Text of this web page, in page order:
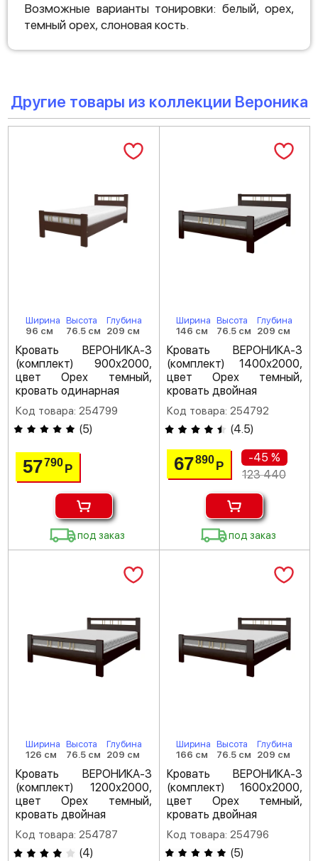
Возможные варианты тонировки: белый, орех,
темный орех, слоновая кость.
Другие товары из коллекции Вероника
Ширина
96 см
Высота
76.5 см
Глубина
209 см
Кровать ВЕРОНИКА-3
(комплект) 900х2000,
цвет Орех темный,
кровать одинарная
Код товара: 254799
(5)
57790Р
под заказ
Ширина
146 см
Высота
76.5 см
Глубина
209 см
Кровать ВЕРОНИКА-3
(комплект) 1400х2000,
цвет Орех темный,
кровать двойная
Код товара: 254792
(4.5)
67890 Р
-45 %
123 440
под заказ
Ширина
126 см
Высота
76.5 см
Глубина
209 см
Кровать ВЕРОНИКА-3
(комплект) 1200х2000,
цвет Орех темный,
кровать двойная
Код товара: 254787
(4)
Ширина
166 см
Высота
76.5 см
Глубина
209 см
Кровать ВЕРОНИКА-3
(комплект) 1600х2000,
цвет Орех темный,
кровать двойная
Код товара: 254796
(5)